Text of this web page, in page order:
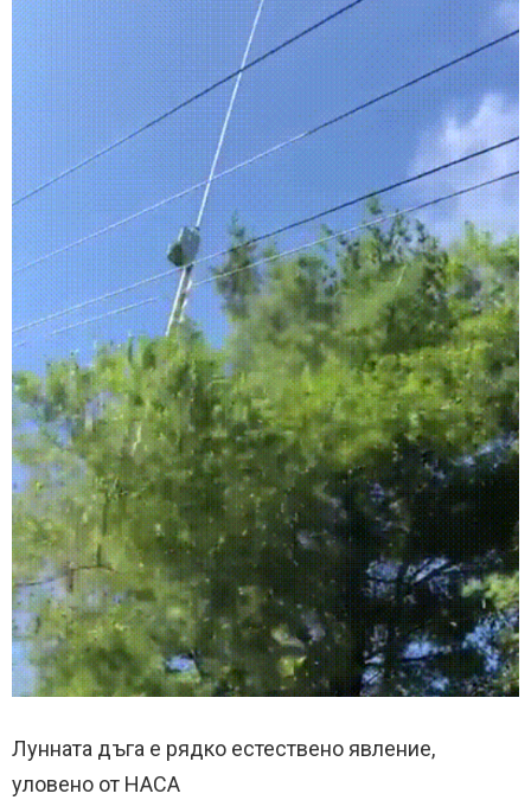
Лунната дъга е рядко естествено явление,
уловено от НАСА